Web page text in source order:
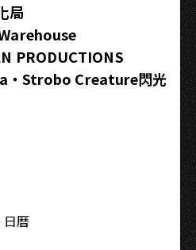
局
PRODUCTIONS
・Strobo Creature閃光
日曆